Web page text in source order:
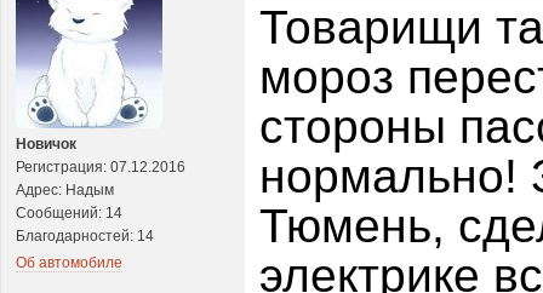
Новичок
Регистрация: 07.12.2016
Адрес: Надым
Сообщений: 14
Благодарностей: 14
Об автомобиле
Товарищи
мороз
стороны
нормально!
Тюмень,
электрике